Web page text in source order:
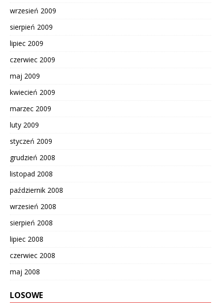
wrzesień 2009
sierpień 2009
lipiec 2009
czerwiec 2009
maj 2009
kwiecień 2009
marzec 2009
luty 2009
styczeń 2009
grudzień 2008
listopad 2008
październik 2008
wrzesień 2008
sierpień 2008
lipiec 2008
czerwiec 2008
maj 2008
LOSOWE